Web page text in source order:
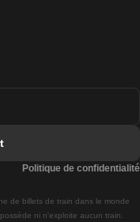
de billets de train dans le monde
ni n'exploite aucun train.
Politique de confidentialité